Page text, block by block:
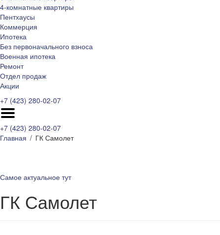
4-комнатные квартиры
Пентхаусы
Коммерция
Ипотека
Без первоначального взноса
Военная ипотека
Ремонт
Отдел продаж
Акции
+7 (423) 280-02-07
+7 (423) 280-02-07
Главная
ГК Самолет
Самое актуальное тут
ГК Самолет